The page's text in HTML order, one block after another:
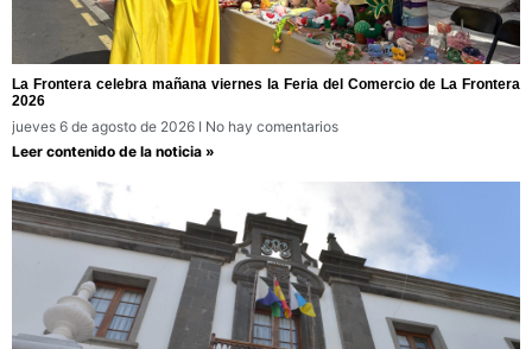
La Frontera celebra mañana viernes la Feria del Comercio de La Frontera
2026
jueves 6 de agosto de 2026
No hay comentarios
Leer contenido de la noticia »